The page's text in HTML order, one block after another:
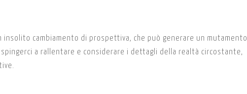
insolito cambiamento di prospettiva, che può generare un mutamento
a rallentare e considerare i dettagli della realtà circostante,